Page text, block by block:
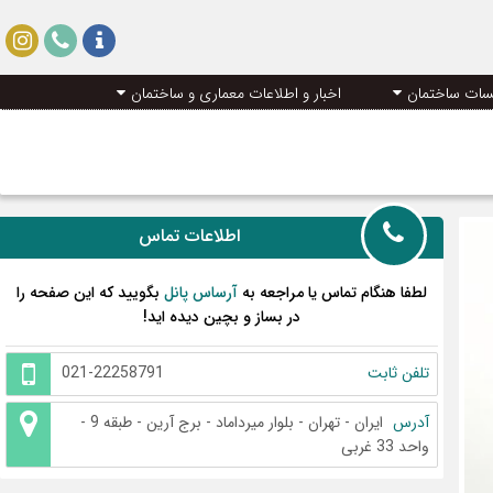
ساختمان اخبار و اطلاعات معماری و ساختمان
اطلاعات تماس
لطفا هنگام تماس یا مراجعه به آرساس پانلبگویید که این صفحه را
در بساز و بچین دیده اید!
تلفن ثابت 021-22258791
آدرس
ایران - تهران - بلوار میرداماد - برج آرین - طبقه 9 -
واحد 33 غربی